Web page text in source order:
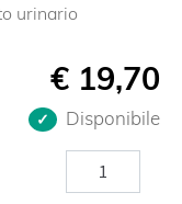
urinario
€ 19,70
Disponibile
Fillanto
EST